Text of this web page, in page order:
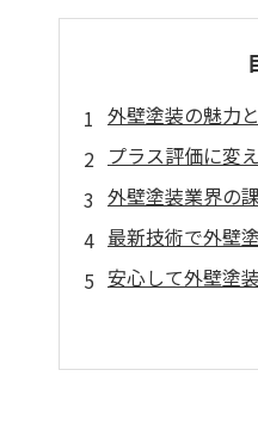
外壁塗装の魅力
プラス評価に変
外壁塗装業界の
最新技術で外壁
安心して外壁塗